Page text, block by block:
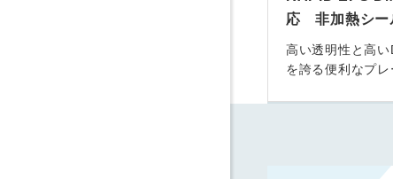
応 非加熱シー
高い透明性と高い
を誇る便利なプ